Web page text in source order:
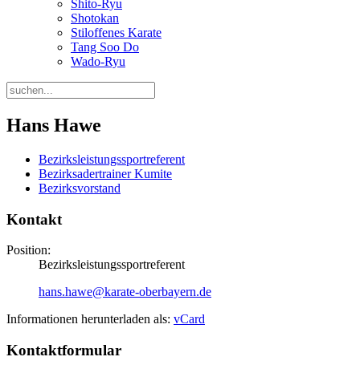
Shito-Ryu
Shotokan
Stiloffenes Karate
Tang Soo Do
Wado-Ryu
Hans Hawe
Bezirksleistungssportreferent
Bezirksadertrainer Kumite
Bezirksvorstand
Kontakt
Position:
Bezirksleistungssportreferent
hans.hawe@karate-oberbayern.de
Informationen herunterladen als: vCard
Kontaktformular